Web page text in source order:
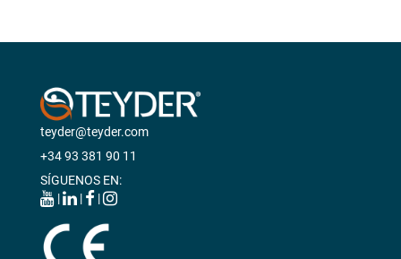
teyder@teyder.com
+34 93 381 90 11
SÍGUENOS EN:
|
| |